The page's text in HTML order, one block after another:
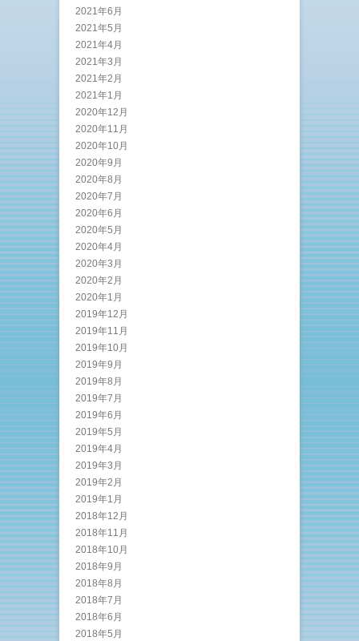
2021年6月
2021年5月
2021年4月
2021年3月
2021年2月
2021年1月
2020年12月
2020年11月
2020年10月
2020年9月
2020年8月
2020年7月
2020年6月
2020年5月
2020年4月
2020年3月
2020年2月
2020年1月
2019年12月
2019年11月
2019年10月
2019年9月
2019年8月
2019年7月
2019年6月
2019年5月
2019年4月
2019年3月
2019年2月
2019年1月
2018年12月
2018年11月
2018年10月
2018年9月
2018年8月
2018年7月
2018年6月
2018年5月